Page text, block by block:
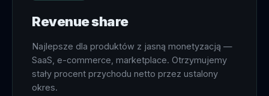
Revenue share
Najlepsze dla produktów z jasną monetyzacją —
SaaS, e-commerce, marketplace. Otrzymujemy
stały procent przychodu netto przez ustalony
okres.